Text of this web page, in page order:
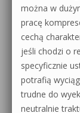
można w
pracę
cechą
jeśli chodzi o
specyficznie
potrafią
trudne do
neutralnie